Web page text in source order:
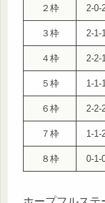
２枠 2-0-
３枠 2-1-
４枠 2-2-
５枠 1-1-
６枠 2-2-
７枠 1-1-
８枠 0-1-